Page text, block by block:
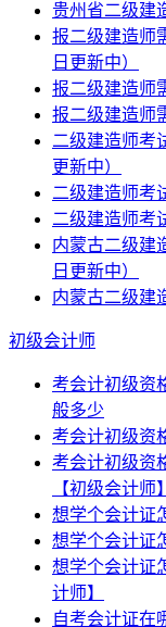
贵州省二级建
报二级建造师
日更新中）
报二级建造师
报二级建造师
二级建造师考
更新中）
二级建造师考
二级建造师考
内蒙古二级建
日更新中）
内蒙古二级建
初级会计师
考会计初级资
般多少
考会计初级资
考会计初级资
【初级会计师】
想学个会计证
想学个会计证
想学个会计证
计师】
自考会计证在